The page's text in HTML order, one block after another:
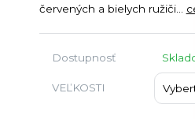
červených a bielych ružiči...
Dostupnosť
VEĽKOSTI